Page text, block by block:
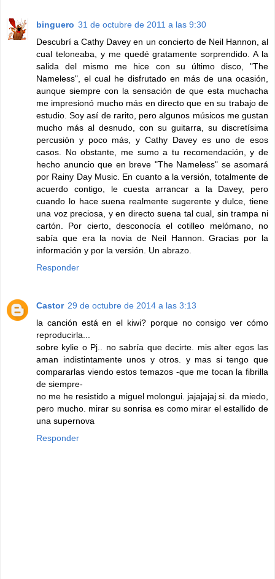
binguero 31 de octubre de 2011 a las 9:30
Descubrí a Cathy Davey en un concierto de Neil Hannon, al
cual teloneaba, y me quedé gratamente sorprendido. A la
salida del mismo me hice con su último disco, "The
Nameless", el cual he disfrutado en más de una ocasión,
aunque siempre con la sensación de que esta muchacha
me impresionó mucho más en directo que en su trabajo de
estudio. Soy así de rarito, pero algunos músicos me gustan
mucho más al desnudo, con su guitarra, su discretísima
percusión y poco más, y Cathy Davey es uno de esos
casos. No obstante, me sumo a tu recomendación, y de
hecho anuncio que en breve "The Nameless" se asomará
por Rainy Day Music. En cuanto a la versión, totalmente de
acuerdo contigo, le cuesta arrancar a la Davey, pero
cuando lo hace suena realmente sugerente y dulce, tiene
una voz preciosa, y en directo suena tal cual, sin trampa ni
cartón. Por cierto, desconocía el cotilleo melómano, no
sabía que era la novia de Neil Hannon. Gracias por la
información y por la versión. Un abrazo.
Responder
Castor 29 de octubre de 2014 a las 3:13
la canción está en el kiwi? porque no consigo ver cómo
reproducirla...
sobre kylie o Pj.. no sabría que decirte. mis alter egos las
aman indistintamente unos y otros. y mas si tengo que
compararlas viendo estos temazos -que me tocan la fibrilla
de siempre-
no me he resistido a miguel molongui. jajajajaj si. da miedo,
pero mucho. mirar su sonrisa es como mirar el estallido de
una supernova
Responder